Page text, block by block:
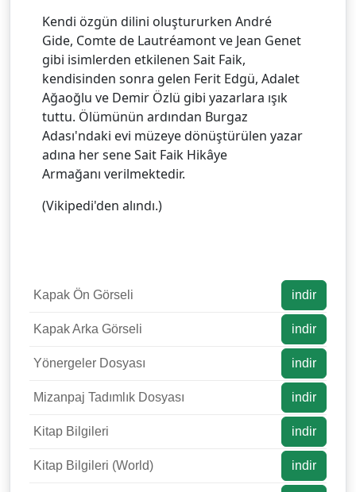
Kendi özgün dilini oluştururken André
Gide, Comte de Lautréamont ve Jean Genet
gibi isimlerden etkilenen Sait Faik,
kendisinden sonra gelen Ferit Edgü, Adalet
Ağaoğlu ve Demir Özlü gibi yazarlara ışık
tuttu. Ölümünün ardından Burgaz
Adası'ndaki evi müzeye dönüştürülen yazar
adına her sene Sait Faik Hikâye
Armağanı verilmektedir.
(Vikipedi'den alındı.)
Kapak Ön Görseli indir
Kapak Arka Görseli indir
Yönergeler Dosyası indir
Mizanpaj Tadımlık Dosyası indir
Kitap Bilgileri indir
Kitap Bilgileri (World) indir